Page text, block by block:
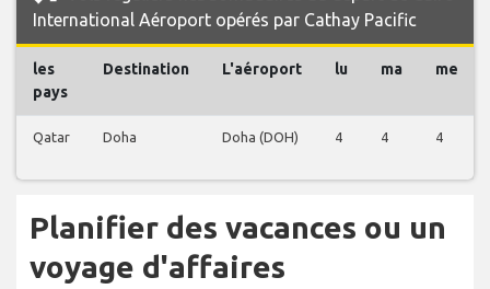
International Aéroport opérés par Cathay Pacific
les
pays
Destination L'aéroport lu ma me
Qatar Doha Doha (DOH) 4 4 4
Planifier des vacances ou un
voyage d'affaires